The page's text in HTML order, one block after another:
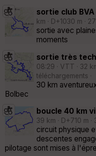
sortie club BVA
km · D+1030 m ·
sortie avec
moments
sortie très
08:29 · VTT · 32
téléchargements ·
30 km
Bolbec
boucle 40 km
39 km · D+710 m
circuit physique
descentes
pilotage sont mises à